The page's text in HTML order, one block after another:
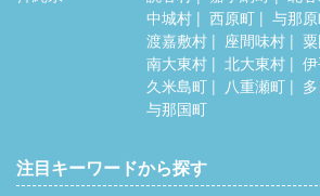
中城村
西原町 与那
渡嘉敷村
座間味村
南大東村
北大東村
久米島町
八重瀬町
与那国町
注目キーワードから探す